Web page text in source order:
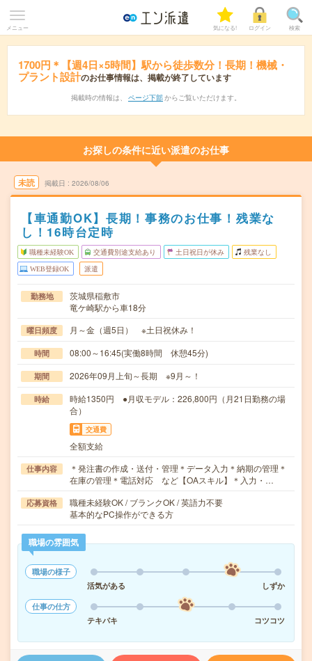
メニュー 気になる! ログイン 検索
1700円＊【週4日×5時間】駅から徒歩数分！長期！機械・
プラント設計のお仕事情報は、掲載が終了しています
掲載時の情報は、 ページ下部 からご覧いただけます。
お探しの条件に近い派遣のお仕事
未読 掲載日 2026/08/06
【車通勤OK】長期！事務のお仕事！残業な
し！16時台定時
職種未経験OK 交通費別途支給あり 土日祝日が休み 残業なし
WEB登録OK 派遣
勤務地
茨城県稲敷市
竜ケ崎駅から車18分
曜日頻度 月～金（週5日） ※土日祝休み！
時間 08:00～16:45(実働8時間 休憩45分)
期間 2026年09月上旬～長期 ※9月～！
時給
時給1350円 ●月収モデル：226,800円（月21日勤務の場
合）
交通費
全額支給
仕事内容
＊発注書の作成・送付・管理＊データ入力＊納期の管理＊
在庫の管理＊電話対応 など【OAスキル】＊入力・…
応募資格
職種未経験OK / ブランクOK / 英語力不要
基本的なPC操作ができる方
職場の雰囲気
職場の様子
活気がある
しずか
仕事の仕方
テキパキ
コツコツ